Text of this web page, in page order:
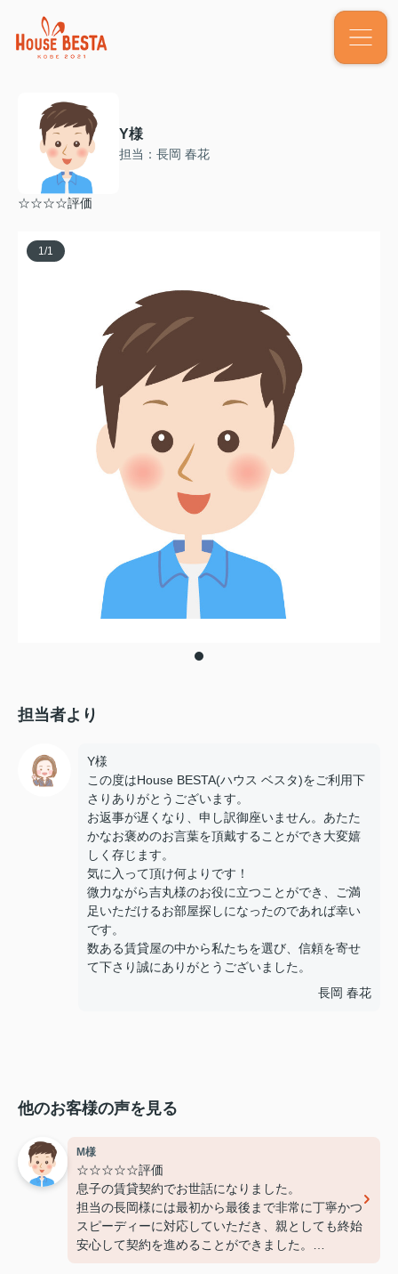
Y様
担当：長岡 春花
☆☆☆☆評価
1 /1
担当者より
Y様
この度はHouse BESTA(ハウス ベスタ)をご利用下
さりありがとうございます。
お返事が遅くなり、申し訳御座いません。あたた
かなお褒めのお言葉を頂戴することができ大変嬉
しく存じます。
気に入って頂け何よりです！
微力ながら吉丸様のお役に立つことができ、ご満
足いただけるお部屋探しになったのであれば幸い
です。
数ある賃貸屋の中から私たちを選び、信頼を寄せ
て下さり誠にありがとうございました。
長岡 春花
他のお客様の声を見る
M様
☆☆☆☆☆評価
息子の賃貸契約でお世話になりました。
担当の長岡様には最初から最後まで非常に丁寧かつ
スピーディーに対応していただき、親としても終始
安心して契約を進めることができました。